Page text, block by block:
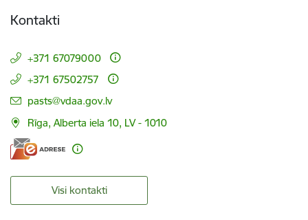
Kontakti
+371 67079000
+371 67502757
E-pasts:
pasts@vdaa.gov.lv
Rīga, Alberta iela 10, LV - 1010
Visi kontakti